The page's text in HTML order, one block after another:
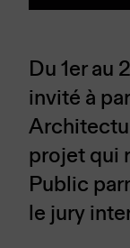
Du 1er au
invité à
projet qui
Public
le jury